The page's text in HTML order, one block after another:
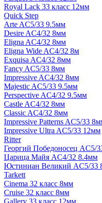
Royal Lack 33 класс 12мм
Quick Step
Arte AC5/33 9.5мм
Desire AC4/32 8мм
Eligna AC4/32 8мм
Eligna Wide AC4/32 8м
Exquisa AC4/32 8мм
Fancy AC5/33 8мм
Impressive AC4/32 8мм
Majestic AC5/33 9.5мм
Perspective AC4/32 9.5мм
Castle AC4/32 8мм
Classic AC4/32 8мм
Impressive Patterns AC5/33
Impressive Ultra AC5/33 12мм
Ritter
Георгий Победоносец AC5/
Царица Майя AC4/32 8.4мм
Юстиниан Великий AC5/33
Tarkett
Cinema 32 класс 8мм
Cruise 32 класс 8мм
Gallery 33 класс 12мм